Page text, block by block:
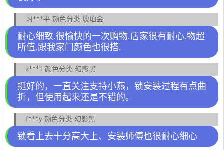
习***平 颜色分类:琥珀金
耐心细致.很愉快的一次购物.店家很有耐心.物超
所值.跟我家门颜色也很搭.
z***1 颜色分类:幻影黑
挺好的，一直关注支持小燕，锁安装过程有点曲
折，但使用起来还是不错的。
f***y 颜色分类:幻影黑
锁看上去十分高大上、安装师傅也很耐心细心